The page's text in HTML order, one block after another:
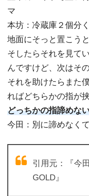
マ
本坊：冷蔵庫２個分
地面にそっと置こう
そしたらそれを見て
んですけど、次はそ
それを助けたらまた
ればどちらかの指が
どっちかの指諦めな
今田：別に諦めなく
引用元：『今
GOLD』